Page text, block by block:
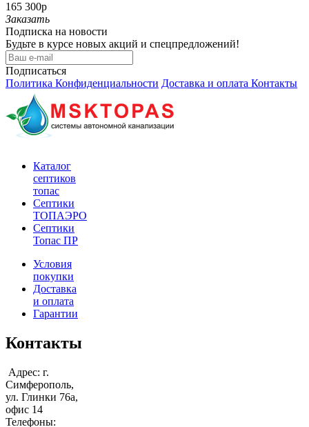
165 300р
Заказать
Подписка на новости
Будьте в курсе новых акций и спецпредложений!
Подписаться
Политика Конфиденциальности Доставка и оплата Контакты
Каталог
септиков
топас
Септики
ТОПАЭРО
Септики
Топас ПР
Условия
покупки
Доставка
и оплата
Гарантии
Контакты
Адрес: г.
Симферополь,
ул. Глинки 76а,
офис 14
Телефоны: